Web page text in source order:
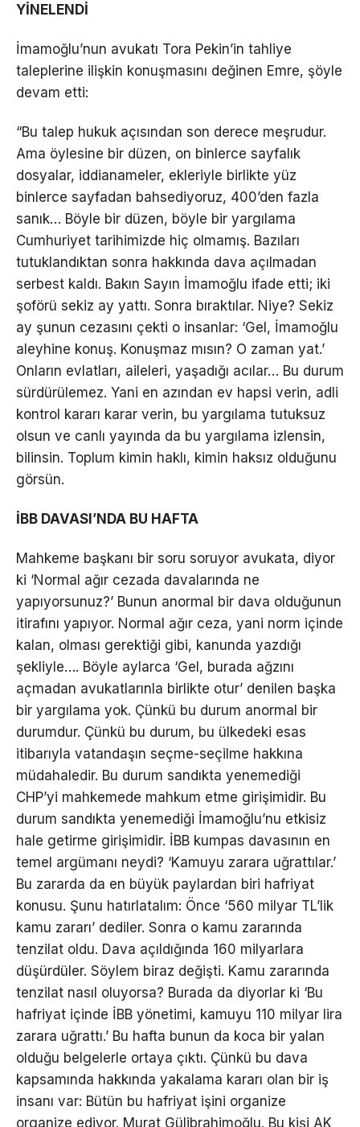
YİNELENDİ
İmamoğlu’nun avukatı Tora Pekin’in tahliye
taleplerine ilişkin konuşmasını değinen Emre, şöyle
devam etti:
“Bu talep hukuk açısından son derece meşrudur.
Ama öylesine bir düzen, on binlerce sayfalık
dosyalar, iddianameler, ekleriyle birlikte yüz
binlerce sayfadan bahsediyoruz, 400’den fazla
sanık… Böyle bir düzen, böyle bir yargılama
Cumhuriyet tarihimizde hiç olmamış. Bazıları
tutuklandıktan sonra hakkında dava açılmadan
serbest kaldı. Bakın Sayın İmamoğlu ifade etti; iki
şoförü sekiz ay yattı. Sonra bıraktılar. Niye? Sekiz
ay şunun cezasını çekti o insanlar: ‘Gel, İmamoğlu
aleyhine konuş. Konuşmaz mısın? O zaman yat.’
Onların evlatları, aileleri, yaşadığı acılar… Bu durum
sürdürülemez. Yani en azından ev hapsi verin, adli
kontrol kararı karar verin, bu yargılama tutuksuz
olsun ve canlı yayında da bu yargılama izlensin,
bilinsin. Toplum kimin haklı, kimin haksız olduğunu
görsün.
İBB DAVASI’NDA BU HAFTA
Mahkeme başkanı bir soru soruyor avukata, diyor
ki ‘Normal ağır cezada davalarında ne
yapıyorsunuz?’ Bunun anormal bir dava olduğunun
itirafını yapıyor. Normal ağır ceza, yani norm içinde
kalan, olması gerektiği gibi, kanunda yazdığı
şekliyle…. Böyle aylarca ‘Gel, burada ağzını
açmadan avukatlarınla birlikte otur’ denilen başka
bir yargılama yok. Çünkü bu durum anormal bir
durumdur. Çünkü bu durum, bu ülkedeki esas
itibarıyla vatandaşın seçme-seçilme hakkına
müdahaledir. Bu durum sandıkta yenemediği
CHP’yi mahkemede mahkum etme girişimidir. Bu
durum sandıkta yenemediği İmamoğlu’nu etkisiz
hale getirme girişimidir. İBB kumpas davasının en
temel argümanı neydi? ‘Kamuyu zarara uğrattılar.’
Bu zararda da en büyük paylardan biri hafriyat
konusu. Şunu hatırlatalım: Önce ‘560 milyar TL’lik
kamu zararı’ dediler. Sonra o kamu zararında
tenzilat oldu. Dava açıldığında 160 milyarlara
düşürdüler. Söylem biraz değişti. Kamu zararında
tenzilat nasıl oluyorsa? Burada da diyorlar ki ‘Bu
hafriyat içinde İBB yönetimi, kamuyu 110 milyar lira
zarara uğrattı.’ Bu hafta bunun da koca bir yalan
olduğu belgelerle ortaya çıktı. Çünkü bu dava
kapsamında hakkında yakalama kararı olan bir iş
insanı var: Bütün bu hafriyat işini organize
organize ediyor. Murat Gülibrahimoğlu. Bu kişi AK